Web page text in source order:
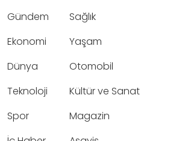
Gündem
Ekonomi
Dünya
Teknoloji
Spor
Sağlık
Yaşam
Otomobil
Kültür ve Sanat
Magazin